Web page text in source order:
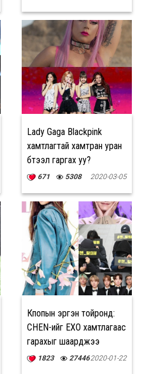
Lady Gaga Blackpink
хамтлагтай хамтран уран
бүтээл гаргах уу?
671 5308 2020-03-05
Кпопын эргэн тойронд:
CHEN-ийг EXO хамтлагаас
гарахыг шаарджээ
1823 274462020-01-22